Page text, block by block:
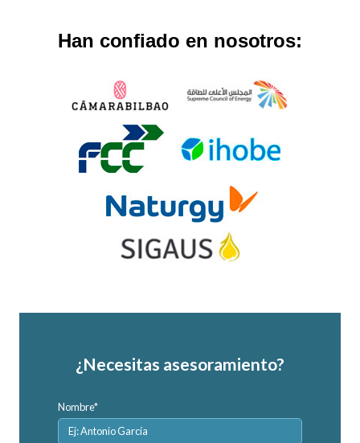
Han confiado en nosotros:
¿Necesitas asesoramiento?
Nombre*